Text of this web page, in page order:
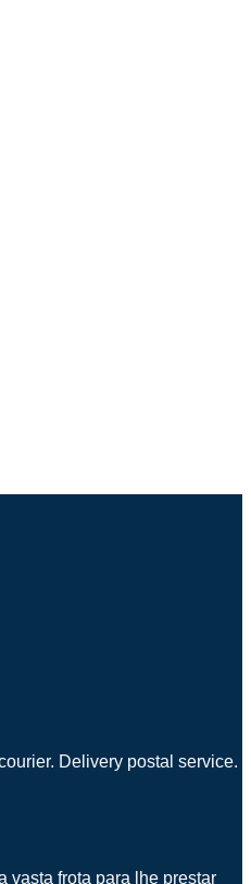
Delivery postal service.
vasta frota para lhe prestar